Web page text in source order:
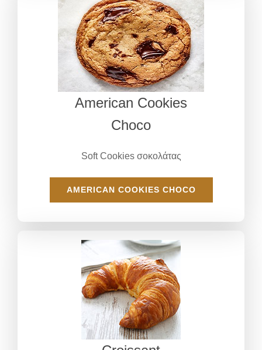
American Cookies
Choco
Soft Cookies σοκολάτας
AMERICAN COOKIES CHOCO